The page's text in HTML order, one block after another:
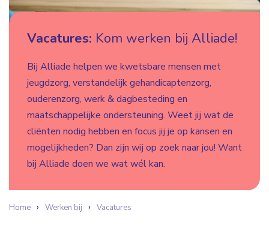
Vacatures: Kom werken bij Alliade!
Bij Alliade helpen we kwetsbare mensen met
jeugdzorg, verstandelijk gehandicaptenzorg,
ouderenzorg, werk & dagbesteding en
maatschappelijke ondersteuning. Weet jij wat de
cliënten nodig hebben en focus jij je op kansen en
mogelijkheden? Dan zijn wij op zoek naar jou! Want
bij Alliade doen we wat wél kan.
Home Werken bij Vacatures